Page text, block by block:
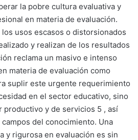
la pobre cultura evaluativa y
en materia de evaluación.
usos escasos o distorsionados
y realizan de los resultados
reclama un masivo e intenso
materia de evaluación como
suplir este urgente requerimiento
en el sector educativo, sino
productivo y de servicios 5 , así
del conocimiento. Una
y rigurosa en evaluación es sin